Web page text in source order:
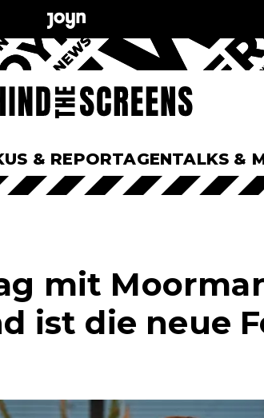
& REPORTAGENTALKS &
mit
ist die neue